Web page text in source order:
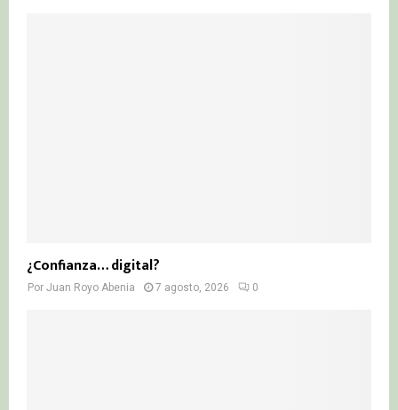
¿Confianza… digital?
Por Juan Royo Abenia 7 agosto, 2026 0